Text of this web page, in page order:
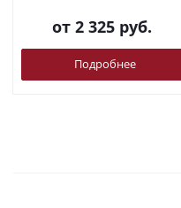
от 2 325 руб.
Подробнее